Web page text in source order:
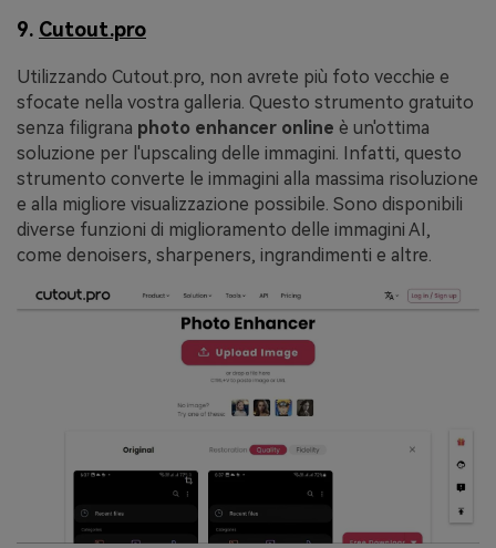
9. Cutout.pro
Utilizzando Cutout.pro, non avrete più foto vecchie e
sfocate nella vostra galleria. Questo strumento gratuito
senza filigrana photo enhancer online è un'ottima
soluzione per l'upscaling delle immagini. Infatti, questo
strumento converte le immagini alla massima risoluzione
e alla migliore visualizzazione possibile. Sono disponibili
diverse funzioni di miglioramento delle immagini AI,
come denoisers, sharpeners, ingrandimenti e altre.